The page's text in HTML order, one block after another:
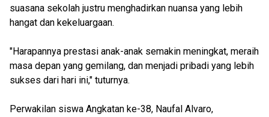
suasana sekolah justru menghadirkan nuansa yang lebih
hangat dan kekeluargaan.
"Harapannya prestasi anak-anak semakin meningkat, meraih
masa depan yang gemilang, dan menjadi pribadi yang lebih
sukses dari hari ini," tuturnya.
Perwakilan siswa Angkatan ke-38, Naufal Alvaro,